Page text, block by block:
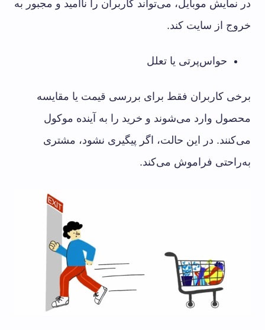
در نمایش موبایل، می‌تواند کاربران را ناامید و مجبور به
خروج از سایت کند.
حواس‌پرتی یا تعلل
برخی کاربران فقط برای بررسی قیمت یا مقایسه
محصول وارد می‌شوند و خرید را به آینده موکول
می‌کنند. در این حالت، اگر پیگیری نشود، مشتری
به‌راحتی فراموش می‌کند.